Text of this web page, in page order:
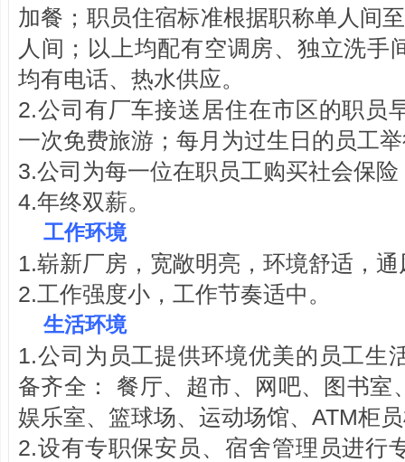
加餐；职员住宿标准根据职称单人间
人间；以上均配有空调房、独立洗手
均有电话、热水供应。
2.公司有厂车接送居住在市区的职员
一次免费旅游；每月为过生日的员工
3.公司为每一位在职员工购买社会保
4.年终双薪。
工作环境
1.崭新厂房，宽敞明亮，环境舒适，
2.工作强度小，工作节奏适中。
生活环境
1.公司为员工提供环境优美的员工生
备齐全： 餐厅、超市、网吧、图书室
娱乐室、篮球场、运动场馆、ATM柜
2.设有专职保安员、宿舍管理员进行